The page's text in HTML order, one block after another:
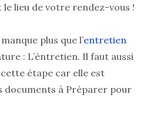
le lieu de votre rendez-vous !
plus que l’entretien
: L’éntretien. Il faut aussi
étape car elle est
documents à Préparer pour